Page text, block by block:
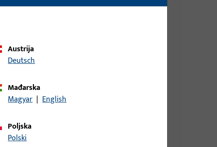
Austrija
Deutsch
Mađarska
Magyar | English
Poljska
Polski